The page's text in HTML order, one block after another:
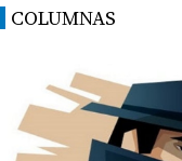
COLUMNAS